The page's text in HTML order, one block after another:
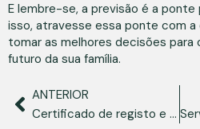
E lembre-se, a previsão é a
isso, atravesse essa ponte com
tomar as melhores decisões para
futuro da sua família.
ANTERIOR
Certificado de registo e de cancelamento de registo consular: manter os seus vínculos e proteger a sua identidade